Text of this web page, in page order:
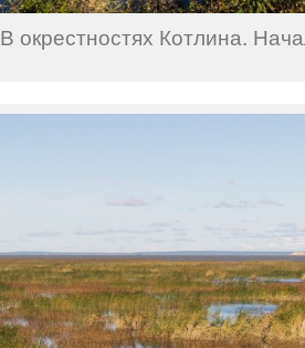
В окрестностях Котлина.